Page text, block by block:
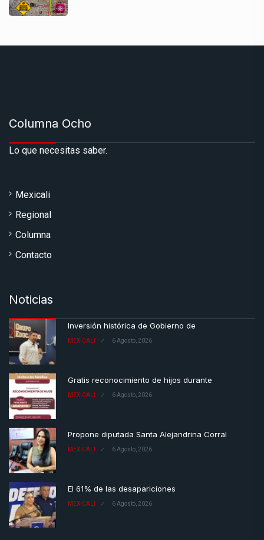
Columna Ocho
Lo que necesitas saber.
Mexicali
Regional
Columna
Contacto
Noticias
Inversión histórica de Gobierno de
MEXICALI 6 Agosto, 2026
Gratis reconocimiento de hijos durante
MEXICALI 6 Agosto, 2026
Propone diputada Santa Alejandrina Corral
MEXICALI 6 Agosto, 2026
El 61% de las desapariciones
MEXICALI 6 Agosto, 2026